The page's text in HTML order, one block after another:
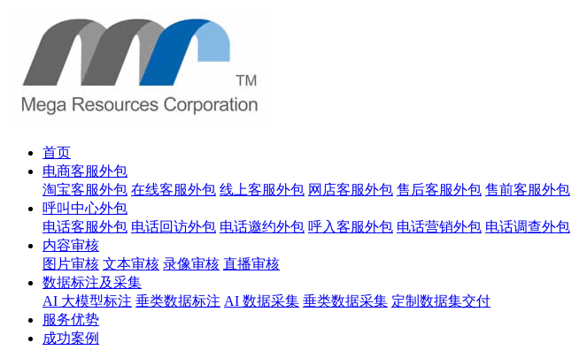
首页
电商客服外包
淘宝客服外包 在线客服外包 线上客服外包 网店客服外包 售后客服外包 售前客服外包
呼叫中心外包
电话客服外包 电话回访外包 电话邀约外包 呼入客服外包 电话营销外包 电话调查外包
内容审核
图片审核 文本审核 录像审核 直播审核
数据标注及采集
AI 大模型标注 垂类数据标注 AI 数据采集 垂类数据采集 定制数据集交付
服务优势
成功案例